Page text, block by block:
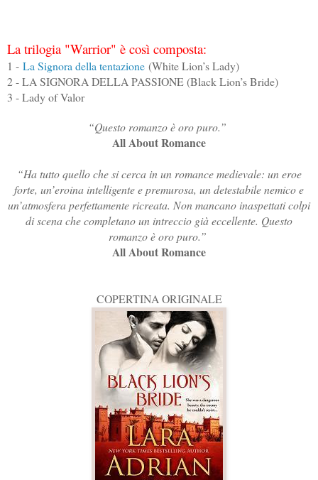
La trilogia "Warrior" è così composta:
1 - La Signora della tentazione (White Lion’s Lady)
2 - LA SIGNORA DELLA PASSIONE (Black Lion’s Bride)
3 - Lady of Valor
“Questo romanzo è oro puro.”
All About Romance
“Ha tutto quello che si cerca in un romance medievale: un eroe
forte, un’eroina intelligente e premurosa, un detestabile nemico e
un’atmosfera perfettamente ricreata. Non mancano inaspettati colpi
di scena che completano un intreccio già eccellente. Questo
romanzo è oro puro.”
All About Romance
COPERTINA ORIGINALE